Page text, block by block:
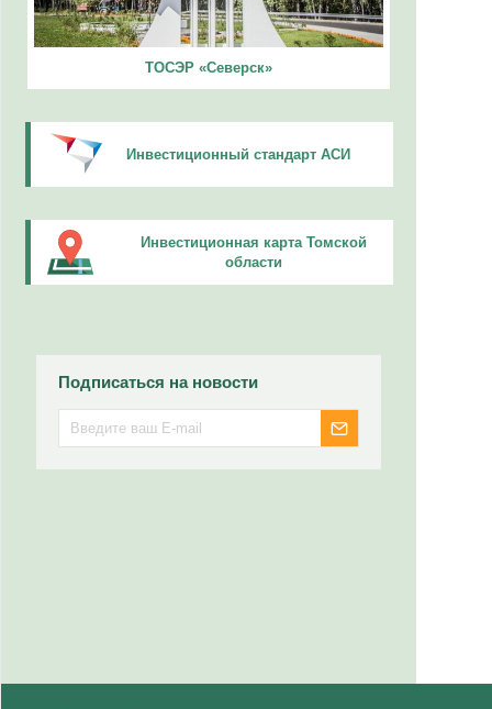
ТОСЭР «Северск»
Инвестиционный стандарт АСИ
Инвестиционная карта Томской
области
Подписаться на новости